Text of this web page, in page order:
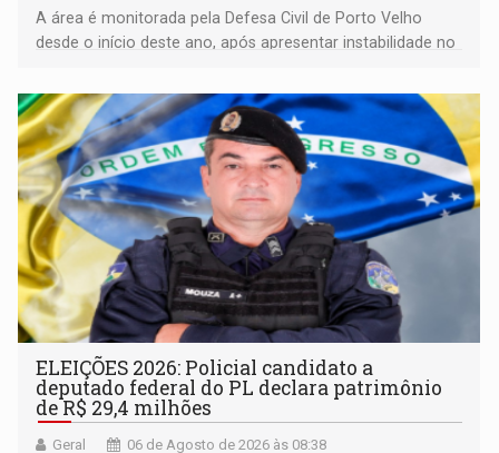
A área é monitorada pela Defesa Civil de Porto Velho
desde o início deste ano, após apresentar instabilidade no
ELEIÇÕES 2026: Policial candidato a
deputado federal do PL declara patrimônio
de R$ 29,4 milhões
Geral 06 de Agosto de 2026 às 08:38